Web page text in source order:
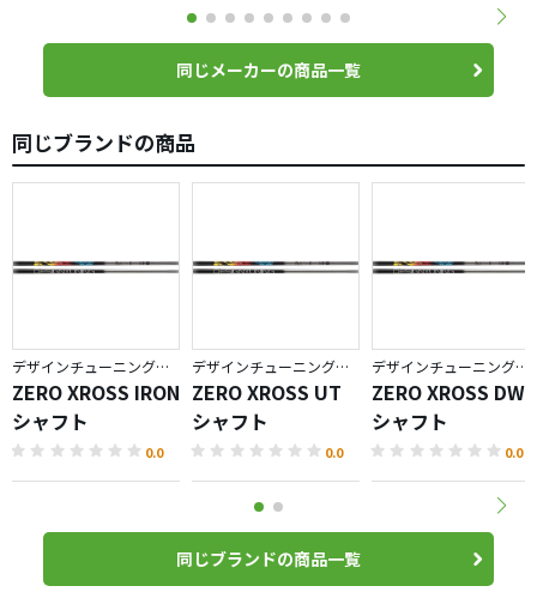
同じメーカーの商品一覧
同じブランドの商品
デザインチューニング／ZERO XROSS
ZERO XROSS IRON
シャフト
0.0
デザインチューニング／ZERO XROSS
ZERO XROSS UT
シャフト
0.0
デザインチューニング／ZERO XROSS
ZERO XROSS DW
シャフト
0.0
同じブランドの商品一覧